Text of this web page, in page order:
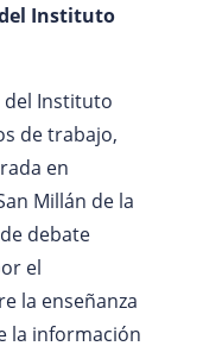
Instituto
del Instituto
de trabajo,
en
Millán de la
debate
el
la enseñanza
la información